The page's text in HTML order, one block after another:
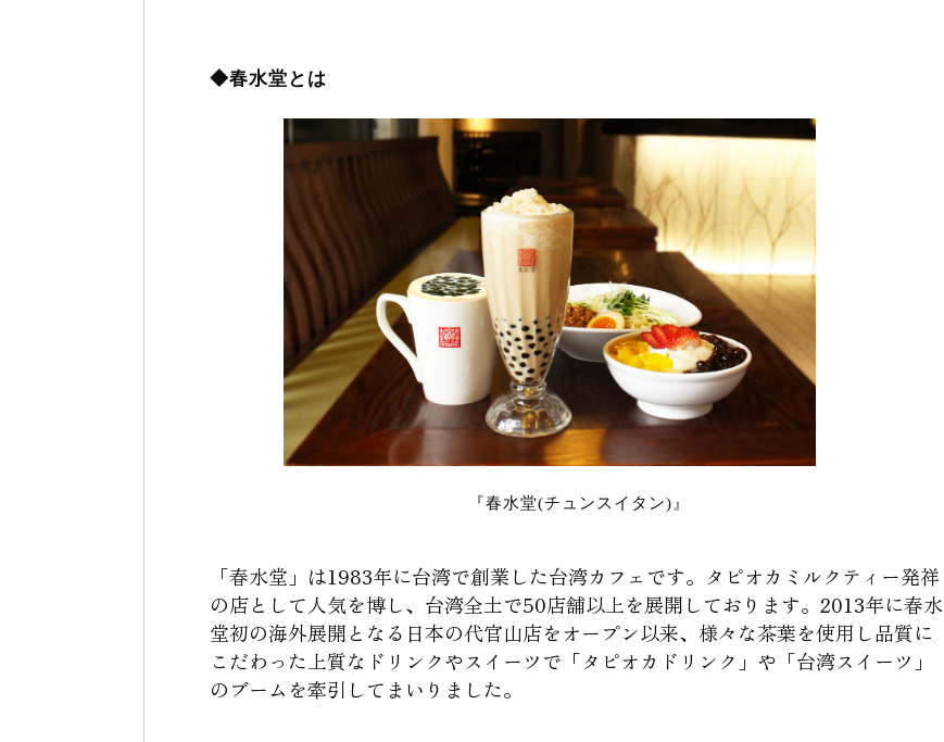
◆春水堂とは
『春水堂(チュンスイタン)』
「春水堂」は1983年に台湾で創業した台湾カフェです。タピオカミルクティー発祥
の店として人気を博し、台湾全土で50店舗以上を展開しております。2013年に春水
堂初の海外展開となる日本の代官山店をオープン以来、様々な茶葉を使用し品質に
こだわった上質なドリンクやスイーツで「タピオカドリンク」や「台湾スイーツ」
のブームを牽引してまいりました。